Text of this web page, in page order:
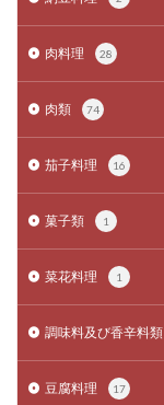
肉料理 28
肉類 74
茄子料理 16
菓子類 1
菜花料理 1
調味料及び香辛料類
豆腐料理 17